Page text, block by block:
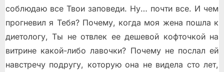
соблюдаю все Твои заповеди. Ну… почти все. И чем
прогневил я Тебя? Почему, когда моя жена пошла к
диетологу, Ты не отвлeк еe дешeвой кофточкой на
витрине какой-либо лавочки? Почему не послал ей
навстречу подругу, которую она не видела сто лет,